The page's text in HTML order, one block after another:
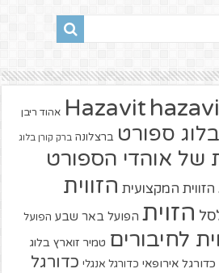
Hazavit אהוד ריבן
בלוג ספורט ברצלונה ברק קורן בלוג
של אוהדי הספורט
הזווית המקצועית הזווית
הזוית הפועל באר שבע הפועל
לחיבורים טמיר זוארץ בלוג
כדורגל אירופאי כדורגל אנגלי כדורגל